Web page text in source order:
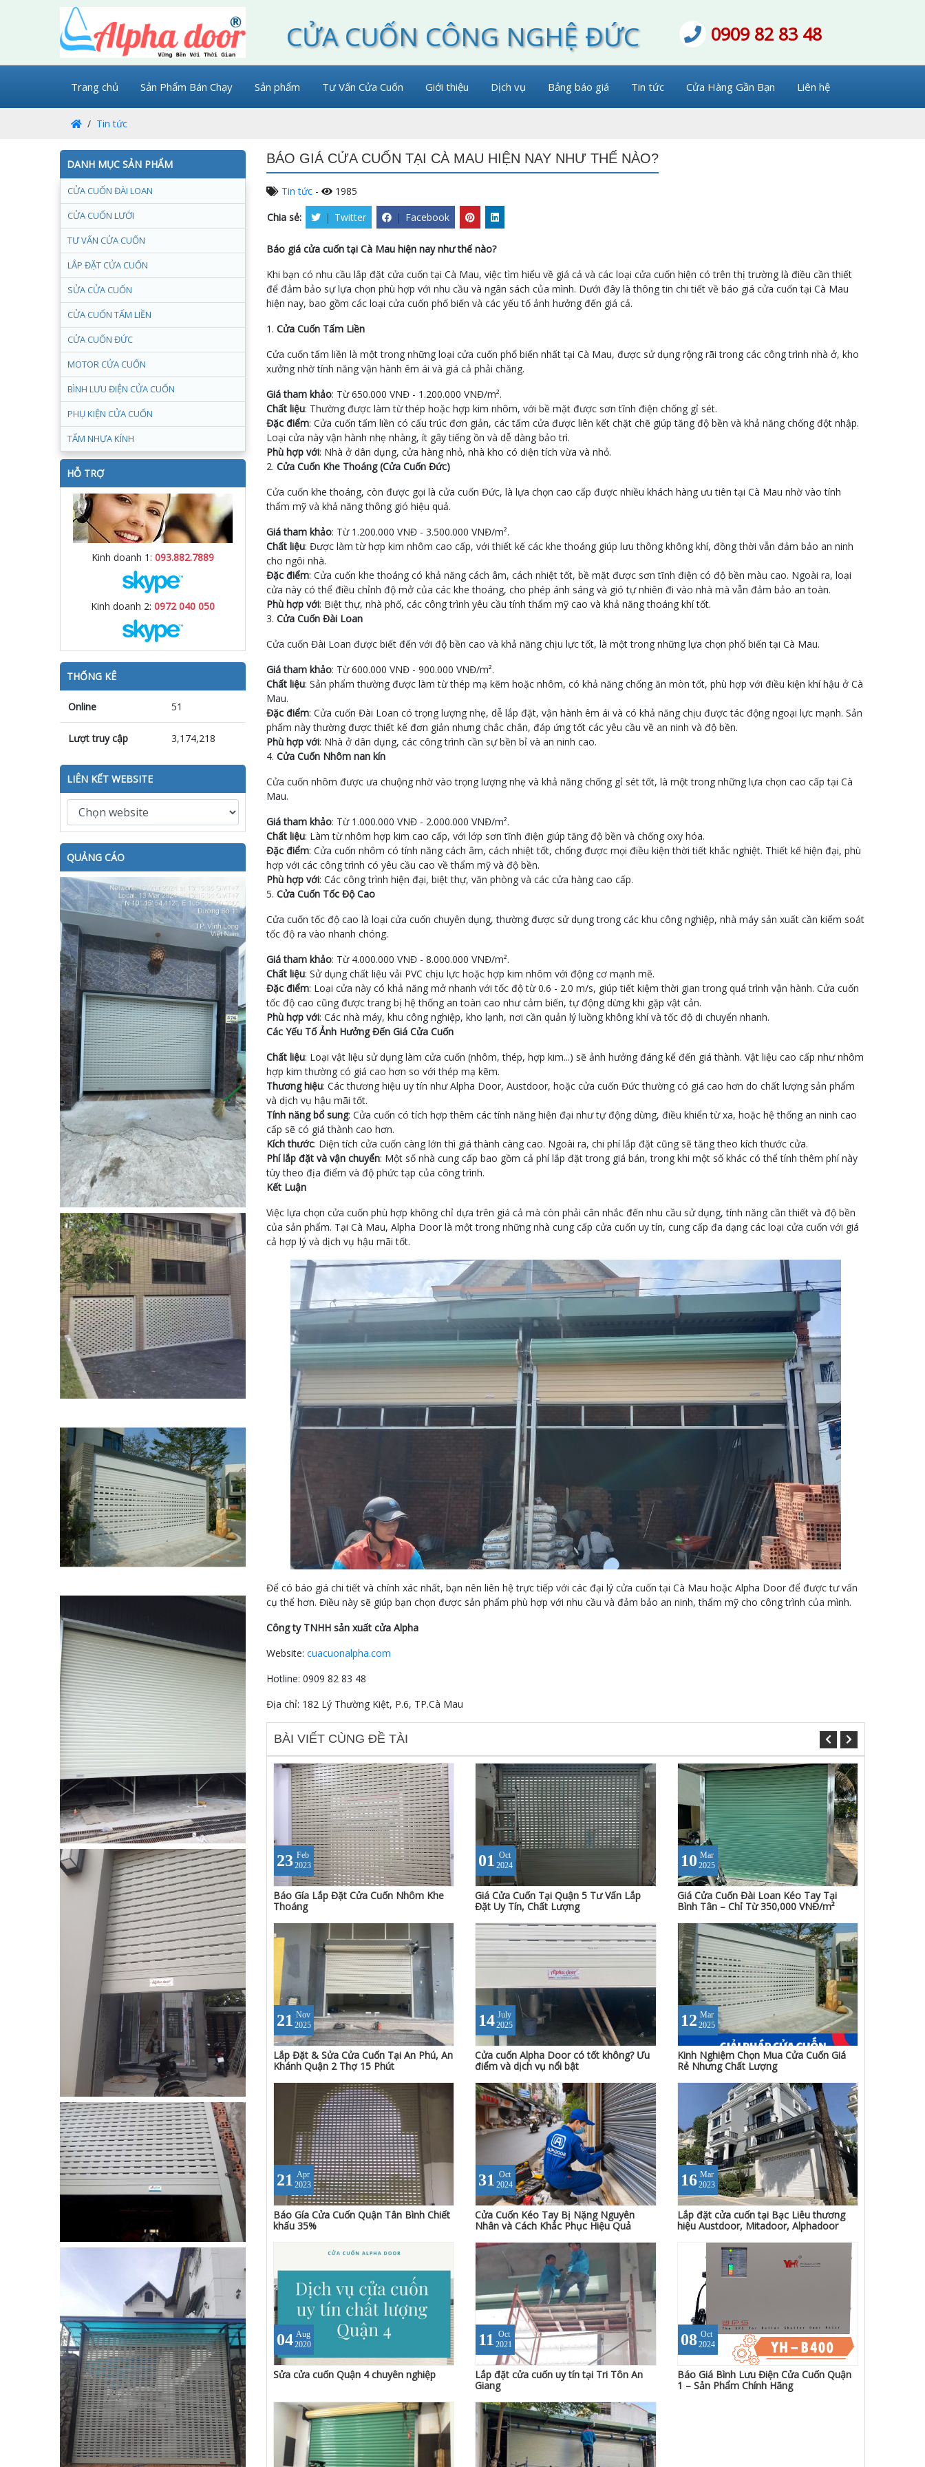
CỬA CUỐN CÔNG NGHỆ ĐỨC 0909 82 83 48
Trang chủ Sản Phẩm Bán Chạy Sản phẩm Tư Vấn Cửa Cuốn Giới thiệu Dịch vụ Bảng báo giá Tin tức Cửa Hàng Gần Bạn Liên hệ
Tin tức
DANH MỤC SẢN PHẨM
CỬA CUỐN ĐÀI LOAN
CỬA CUỐN LƯỚI
TƯ VẤN CỬA CUỐN
LẮP ĐẶT CỬA CUỐN
SỬA CỬA CUỐN
CỬA CUỐN TẤM LIỀN
CỬA CUỐN ĐỨC
MOTOR CỬA CUỐN
BÌNH LƯU ĐIỆN CỬA CUỐN
PHỤ KIỆN CỬA CUỐN
TẤM NHỰA KÍNH
HỖ TRỢ
Kinh doanh 1: 093.882.7889
Kinh doanh 2: 0972 040 050
THỐNG KÊ
Online 51
Lượt truy cập 3,174,218
LIÊN KẾT WEBSITE
QUẢNG CÁO
BÁO GIÁ CỬA CUỐN TẠI CÀ MAU HIỆN NAY NHƯ THẾ NÀO?
Tin tức -
1985
Chia sẻ:
| Twitter | Facebook
Báo giá cửa cuốn tại Cà Mau hiện nay như thế nào?
Khi bạn có nhu cầu lắp đặt cửa cuốn tại Cà Mau, việc tìm hiểu về giá cả và các loại cửa cuốn hiện có trên thị trường là điều cần thiết
để đảm bảo sự lựa chọn phù hợp với nhu cầu và ngân sách của mình. Dưới đây là thông tin chi tiết về báo giá cửa cuốn tại Cà Mau
hiện nay, bao gồm các loại cửa cuốn phổ biến và các yếu tố ảnh hưởng đến giá cả.
1. Cửa Cuốn Tấm Liền
Cửa cuốn tấm liền là một trong những loại cửa cuốn phổ biến nhất tại Cà Mau, được sử dụng rộng rãi trong các công trình nhà ở, kho
xưởng nhờ tính năng vận hành êm ái và giá cả phải chăng.
Giá tham khảo: Từ 650.000 VNĐ - 1.200.000 VNĐ/m².
Chất liệu: Thường được làm từ thép hoặc hợp kim nhôm, với bề mặt được sơn tĩnh điện chống gỉ sét.
Đặc điểm: Cửa cuốn tấm liền có cấu trúc đơn giản, các tấm cửa được liên kết chặt chẽ giúp tăng độ bền và khả năng chống đột nhập.
Loại cửa này vận hành nhẹ nhàng, ít gây tiếng ồn và dễ dàng bảo trì.
Phù hợp với: Nhà ở dân dụng, cửa hàng nhỏ, nhà kho có diện tích vừa và nhỏ.
2. Cửa Cuốn Khe Thoáng (Cửa Cuốn Đức)
Cửa cuốn khe thoáng, còn được gọi là cửa cuốn Đức, là lựa chọn cao cấp được nhiều khách hàng ưu tiên tại Cà Mau nhờ vào tính
thẩm mỹ và khả năng thông gió hiệu quả.
Giá tham khảo: Từ 1.200.000 VNĐ - 3.500.000 VNĐ/m².
Chất liệu: Được làm từ hợp kim nhôm cao cấp, với thiết kế các khe thoáng giúp lưu thông không khí, đồng thời vẫn đảm bảo an ninh
cho ngôi nhà.
Đặc điểm: Cửa cuốn khe thoáng có khả năng cách âm, cách nhiệt tốt, bề mặt được sơn tĩnh điện có độ bền màu cao. Ngoài ra, loại
cửa này có thể điều chỉnh độ mở của các khe thoáng, cho phép ánh sáng và gió tự nhiên đi vào nhà mà vẫn đảm bảo an toàn.
Phù hợp với: Biệt thự, nhà phố, các công trình yêu cầu tính thẩm mỹ cao và khả năng thoáng khí tốt.
3. Cửa Cuốn Đài Loan
Cửa cuốn Đài Loan được biết đến với độ bền cao và khả năng chịu lực tốt, là một trong những lựa chọn phổ biến tại Cà Mau.
Giá tham khảo: Từ 600.000 VNĐ - 900.000 VNĐ/m².
Chất liệu: Sản phẩm thường được làm từ thép mạ kẽm hoặc nhôm, có khả năng chống ăn mòn tốt, phù hợp với điều kiện khí hậu ở Cà
Mau.
Đặc điểm: Cửa cuốn Đài Loan có trọng lượng nhẹ, dễ lắp đặt, vận hành êm ái và có khả năng chịu được tác động ngoại lực mạnh. Sản
phẩm này thường được thiết kế đơn giản nhưng chắc chắn, đáp ứng tốt các yêu cầu về an ninh và độ bền.
Phù hợp với: Nhà ở dân dụng, các công trình cần sự bền bỉ và an ninh cao.
4. Cửa Cuốn Nhôm nan kín
Cửa cuốn nhôm được ưa chuộng nhờ vào trọng lượng nhẹ và khả năng chống gỉ sét tốt, là một trong những lựa chọn cao cấp tại Cà
Mau.
Giá tham khảo: Từ 1.000.000 VNĐ - 2.000.000 VNĐ/m².
Chất liệu: Làm từ nhôm hợp kim cao cấp, với lớp sơn tĩnh điện giúp tăng độ bền và chống oxy hóa.
Đặc điểm: Cửa cuốn nhôm có tính năng cách âm, cách nhiệt tốt, chống được mọi điều kiện thời tiết khắc nghiệt. Thiết kế hiện đại, phù
hợp với các công trình có yêu cầu cao về thẩm mỹ và độ bền.
Phù hợp với: Các công trình hiện đại, biệt thự, văn phòng và các cửa hàng cao cấp.
5. Cửa Cuốn Tốc Độ Cao
Cửa cuốn tốc độ cao là loại cửa cuốn chuyên dụng, thường được sử dụng trong các khu công nghiệp, nhà máy sản xuất cần kiểm soát
tốc độ ra vào nhanh chóng.
Giá tham khảo: Từ 4.000.000 VNĐ - 8.000.000 VNĐ/m².
Chất liệu: Sử dụng chất liệu vải PVC chịu lực hoặc hợp kim nhôm với động cơ mạnh mẽ.
Đặc điểm: Loại cửa này có khả năng mở nhanh với tốc độ từ 0.6 - 2.0 m/s, giúp tiết kiệm thời gian trong quá trình vận hành. Cửa cuốn
tốc độ cao cũng được trang bị hệ thống an toàn cao như cảm biến, tự động dừng khi gặp vật cản.
Phù hợp với: Các nhà máy, khu công nghiệp, kho lạnh, nơi cần quản lý luồng không khí và tốc độ di chuyển nhanh.
Các Yếu Tố Ảnh Hưởng Đến Giá Cửa Cuốn
Chất liệu: Loại vật liệu sử dụng làm cửa cuốn (nhôm, thép, hợp kim...) sẽ ảnh hưởng đáng kể đến giá thành. Vật liệu cao cấp như nhôm
hợp kim thường có giá cao hơn so với thép mạ kẽm.
Thương hiệu: Các thương hiệu uy tín như Alpha Door, Austdoor, hoặc cửa cuốn Đức thường có giá cao hơn do chất lượng sản phẩm
và dịch vụ hậu mãi tốt.
Tính năng bổ sung: Cửa cuốn có tích hợp thêm các tính năng hiện đại như tự động dừng, điều khiển từ xa, hoặc hệ thống an ninh cao
cấp sẽ có giá thành cao hơn.
Kích thước: Diện tích cửa cuốn càng lớn thì giá thành càng cao. Ngoài ra, chi phí lắp đặt cũng sẽ tăng theo kích thước cửa.
Phí lắp đặt và vận chuyển: Một số nhà cung cấp bao gồm cả phí lắp đặt trong giá bán, trong khi một số khác có thể tính thêm phí này
tùy theo địa điểm và độ phức tạp của công trình.
Kết Luận
Việc lựa chọn cửa cuốn phù hợp không chỉ dựa trên giá cả mà còn phải cân nhắc đến nhu cầu sử dụng, tính năng cần thiết và độ bền
của sản phẩm. Tại Cà Mau, Alpha Door là một trong những nhà cung cấp cửa cuốn uy tín, cung cấp đa dạng các loại cửa cuốn với giá
cả hợp lý và dịch vụ hậu mãi tốt.
Để có báo giá chi tiết và chính xác nhất, bạn nên liên hệ trực tiếp với các đại lý cửa cuốn tại Cà Mau hoặc Alpha Door để được tư vấn
cụ thể hơn. Điều này sẽ giúp bạn chọn được sản phẩm phù hợp với nhu cầu và đảm bảo an ninh, thẩm mỹ cho công trình của mình.
Công ty TNHH sản xuất cửa Alpha
Website: cuacuonalpha.com
Hotline: 0909 82 83 48
Địa chỉ: 182 Lý Thường Kiệt, P.6, TP.Cà Mau
BÀI VIẾT CÙNG ĐỀ TÀI
23 Feb
2023
Báo Gía Lắp Đặt Cửa Cuốn Nhôm Khe
Thoáng
01 Oct
2024
Giá Cửa Cuốn Tại Quận 5 Tư Vấn Lắp
Đặt Uy Tín, Chất Lượng
10 Mar
2025
Giá Cửa Cuốn Đài Loan Kéo Tay Tại
Bình Tân – Chỉ Từ 350,000 VNĐ/m²
21 Nov
2025
Lắp Đặt & Sửa Cửa Cuốn Tại An Phú, An
Khánh Quận 2 Thợ 15 Phút
14 July
2025
Cửa cuốn Alpha Door có tốt không? Ưu
điểm và dịch vụ nổi bật
12 Mar
2025
Kinh Nghiệm Chọn Mua Cửa Cuốn Giá
Rẻ Nhưng Chất Lượng
21 Apr
2023
Báo Gía Cửa Cuốn Quận Tân Bình Chiết
khấu 35%
31 Oct
2024
Cửa Cuốn Kéo Tay Bị Nặng Nguyên
Nhân và Cách Khắc Phục Hiệu Quả
16 Mar
2023
Lắp đặt cửa cuốn tại Bạc Liêu thương
hiệu Austdoor, Mitadoor, Alphadoor
04 Aug
2020
Sửa cửa cuốn Quận 4 chuyên nghiệp
11 Oct
2021
Lắp đặt cửa cuốn uy tín tại Tri Tôn An
Giang
08 Oct
2024
Báo Giá Bình Lưu Điện Cửa Cuốn Quận
1 – Sản Phẩm Chính Hãng